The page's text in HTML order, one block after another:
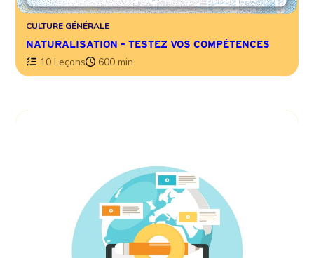
CULTURE GÉNÉRALE
NATURALISATION – TESTEZ VOS COMPÉTENCES
10 Leçons 600 min